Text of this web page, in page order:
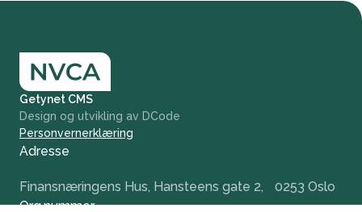
Getynet CMS
Design og utvikling av DCode
Personvernerklæring
Adresse
Finansnæringens Hus, Hansteens gate 2, 0253 Oslo
Org.nummer